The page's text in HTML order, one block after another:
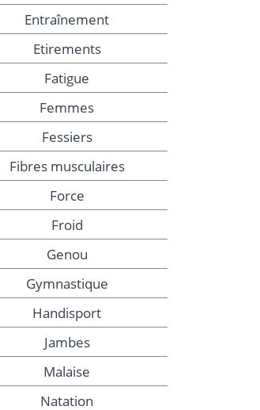
Entraînement
Etirements
Fatigue
Femmes
Fessiers
Fibres musculaires
Force
Froid
Genou
Gymnastique
Handisport
Jambes
Malaise
Natation